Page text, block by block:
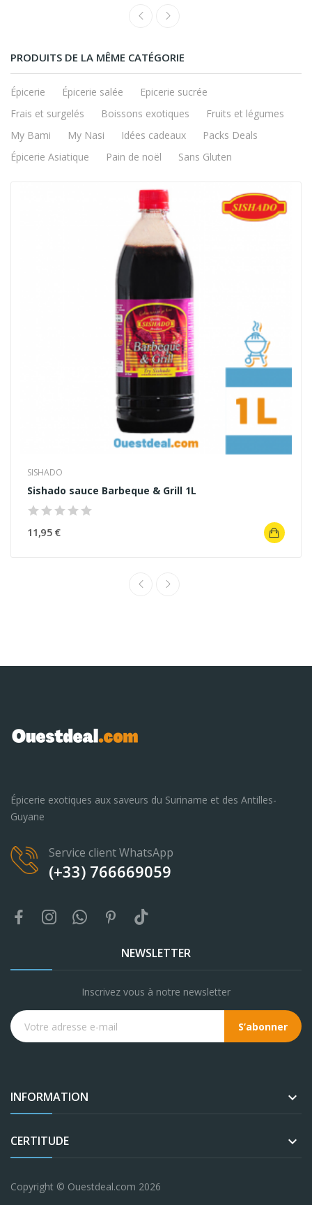
PRODUITS DE LA MÊME CATÉGORIE
Épicerie Épicerie salée
Epicerie sucrée
Frais et surgelés
Boissons exotiques
Fruits et légumes
My Bami
My Nasi Idées cadeaux
Packs Deals
Épicerie Asiatique
Pain de noël Sans Gluten
SISHADO
Sishado sauce Barbeque & Grill 1L
11,95 €
Épicerie exotiques aux saveurs du Suriname et des Antilles-
Guyane
Service client WhatsApp
(+33) 766669059
NEWSLETTER
Inscrivez vous à notre newsletter
S’abonner
INFORMATION 
CERTITUDE 
Copyright © Ouestdeal.com 2026